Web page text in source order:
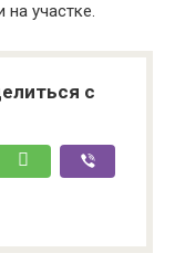
участке.
с